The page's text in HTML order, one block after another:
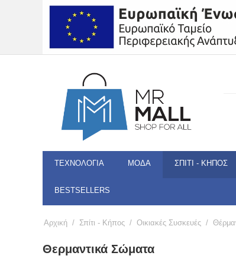
ΤΕΧΝΟΛΟΓΊΑ ΜΌΔΑ ΣΠΊΤΙ - ΚΉΠΟΣ
BESTSELLERS
Αρχική / Σπίτι - Κήπος / Οικιακές Συσκευές /
Θερμαντικά Σώματα